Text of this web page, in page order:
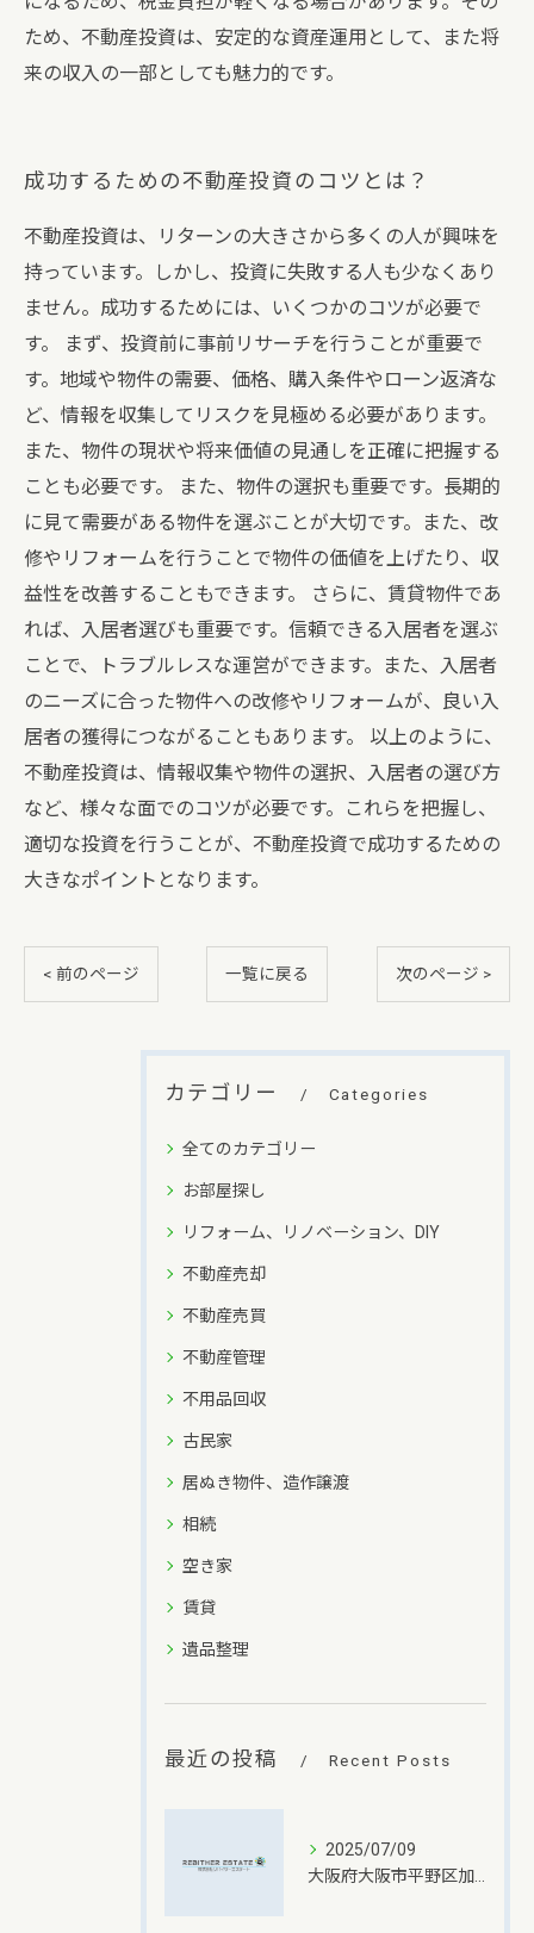
ため、不動産投資は、安定的な資産運用として、また将
来の収入の一部としても魅力的です。
成功するための不動産投資のコツとは？
不動産投資は、リターンの大きさから多くの人が興味を
持っています。しかし、投資に失敗する人も少なくあり
ません。成功するためには、いくつかのコツが必要で
す。 まず、投資前に事前リサーチを行うことが重要で
す。地域や物件の需要、価格、購入条件やローン返済な
ど、情報を収集してリスクを見極める必要があります。
また、物件の現状や将来価値の見通しを正確に把握する
ことも必要です。 また、物件の選択も重要です。長期的
に見て需要がある物件を選ぶことが大切です。また、改
修やリフォームを行うことで物件の価値を上げたり、収
益性を改善することもできます。 さらに、賃貸物件であ
れば、入居者選びも重要です。信頼できる入居者を選ぶ
ことで、トラブルレスな運営ができます。また、入居者
のニーズに合った物件への改修やリフォームが、良い入
居者の獲得につながることもあります。 以上のように、
不動産投資は、情報収集や物件の選択、入居者の選び方
など、様々な面でのコツが必要です。これらを把握し、
適切な投資を行うことが、不動産投資で成功するための
大きなポイントとなります。
< 前のページ 一覧に戻る 次のページ >
カテゴリー Categories
全てのカテゴリー
お部屋探し
リフォーム、リノベーション、DIY
不動産売却
不動産売買
不動産管理
不用品回収
古民家
居ぬき物件、造作譲渡
相続
空き家
賃貸
遺品整理
最近の投稿 Recent Posts
2025/07/09